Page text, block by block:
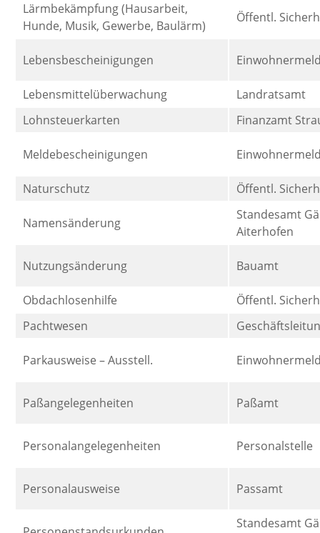
Lärmbekämpfung (Hausarbeit,
Hunde, Musik, Gewerbe, Baulärm)
Öffentl.
Lebensbescheinigungen
Lebensmittelüberwachung
Landratsamt
Lohnsteuerkarten
Finanzamt
Meldebescheinigungen
Naturschutz Öffentl.
Namensänderung
Standesamt
Aiterhofen
Nutzungsänderung Bauamt
Obdachlosenhilfe
Öffentl.
Pachtwesen
Parkausweise – Ausstell.
Paßangelegenheiten Paßamt
Personalangelegenheiten Personalstelle
Personalausweise Passamt
Standesamt